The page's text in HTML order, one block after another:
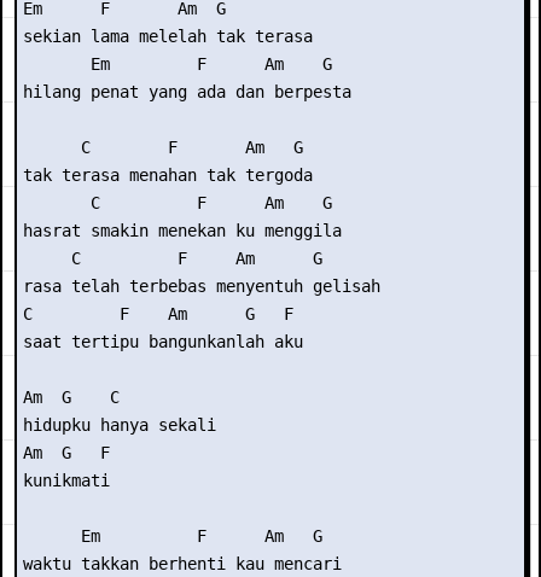
Em      F       Am  G
sekian lama melelah tak terasa
       Em         F      Am    G
hilang penat yang ada dan berpesta
      C        F       Am   G
tak terasa menahan tak tergoda
       C          F      Am    G
hasrat smakin menekan ku menggila
     C          F     Am      G
rasa telah terbebas menyentuh gelisah
C         F    Am      G   F
saat tertipu bangunkanlah aku
Am  G    C
hidupku hanya sekali
Am  G   F
kunikmati
      Em          F      Am   G
waktu takkan berhenti kau mencari